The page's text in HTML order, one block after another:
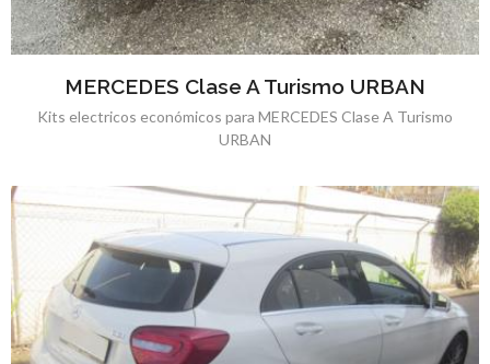
MERCEDES Clase A Turismo URBAN
Kits electricos económicos para MERCEDES Clase A Turismo
URBAN